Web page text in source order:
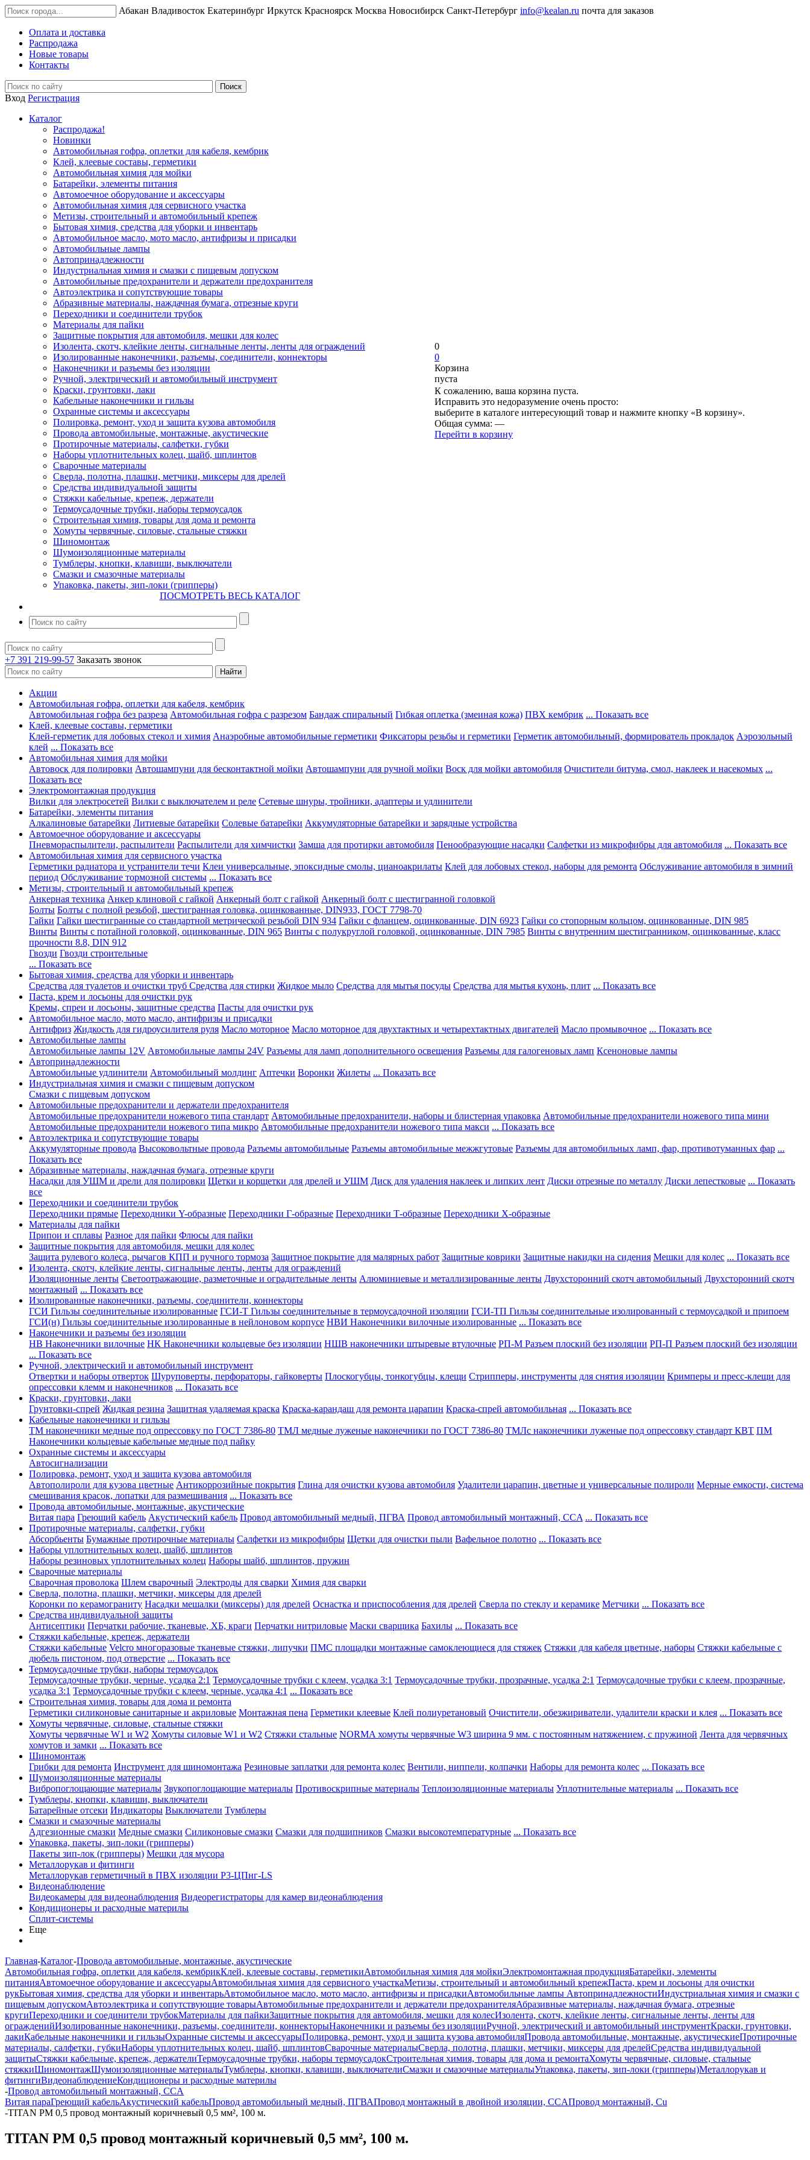
Абакан Владивосток Екатеринбург Иркутск Красноярск Москва Новосибирск Санкт-Петербург info@kealan.ru почта для заказов
Оплата и доставка
Распродажа
Новые товары
Контакты
Вход Регистрация
Каталог
Распродажа!
Новинки
Автомобильная гофра, оплетки для кабеля, кембрик
Клей, клеевые составы, герметики
Автомобильная химия для мойки
Батарейки, элементы питания
Автомоечное оборудование и аксессуары
Автомобильная химия для сервисного участка
Метизы, строительный и автомобильный крепеж
Бытовая химия, средства для уборки и инвентарь
Автомобильное масло, мото масло, антифризы и присадки
Автомобильные лампы
Автопринадлежности
Индустриальная химия и смазки с пищевым допуском
Автомобильные предохранители и держатели предохранителя
Автоэлектрика и сопутствующие товары
Абразивные материалы, наждачная бумага, отрезные круги
Переходники и соединители трубок
Материалы для пайки
Защитные покрытия для автомобиля, мешки для колес
Изолента, скотч, клейкие ленты, сигнальные ленты, ленты для ограждений
Изолированные наконечники, разъемы, соединители, коннекторы
Наконечники и разъемы без изоляции
Ручной, электрический и автомобильный инструмент
Краски, грунтовки, лаки
Кабельные наконечники и гильзы
Охранные системы и аксессуары
Полировка, ремонт, уход и защита кузова автомобиля
Провода автомобильные, монтажные, акустические
Протирочные материалы, салфетки, губки
Наборы уплотнительных колец, шайб, шплинтов
Сварочные материалы
Сверла, полотна, плашки, метчики, миксеры для дрелей
Средства индивидуальной защиты
Стяжки кабельные, крепеж, держатели
Термоусадочные трубки, наборы термоусадок
Строительная химия, товары для дома и ремонта
Хомуты червячные, силовые, стальные стяжки
Шиномонтаж
Шумоизоляционные материалы
Тумблеры, кнопки, клавиши, выключатели
Смазки и смазочные материалы
Упаковка, пакеты, зип-локи (грипперы)
ПОСМОТРЕТЬ ВЕСЬ КАТАЛОГ
+7 391 219-99-57 Заказать звонок
0
0
Корзина
пуста
К сожалению, ваша корзина пуста.
Исправить это недоразумение очень просто:
выберите в каталоге интересующий товар и нажмите кнопку «В корзину».
Общая сумма: —
Перейти в корзину
Акции
Автомобильная гофра, оплетки для кабеля, кембрик
Автомобильная гофра без разреза Автомобильная гофра с разрезом Бандаж спиральный Гибкая оплетка (змеиная кожа) ПВХ кембрик ... Показать все
Клей, клеевые составы, герметики
Клей-герметик для лобовых стекол и химия Анаэробные автомобильные герметики Фиксаторы резьбы и герметики Герметик автомобильный, формирователь прокладок Аэрозольный
клей ... Показать все
Автомобильная химия для мойки
Автовоск для полировки Автошампуни для бесконтактной мойки Автошампуни для ручной мойки Воск для мойки автомобиля Очистители битума, смол, наклеек и насекомых ...
Показать все
Электромонтажная продукция
Вилки для электросетей Вилки с выключателем и реле Сетевые шнуры, тройники, адаптеры и удлинители
Батарейки, элементы питания
Алкалиновые батарейки Литиевые батарейки Солевые батарейки Аккумуляторные батарейки и зарядные устройства
Автомоечное оборудование и аксессуары
Пневмораспылители, распылители Распылители для химчистки Замша для протирки автомобиля Пенообразующие насадки Салфетки из микрофибры для автомобиля ... Показать все
Автомобильная химия для сервисного участка
Герметики радиатора и устранители течи Клеи универсальные, эпоксидные смолы, цианоакрилаты Клей для лобовых стекол, наборы для ремонта Обслуживание автомобиля в зимний
период Обслуживание тормозной системы ... Показать все
Метизы, строительный и автомобильный крепеж
Анкерная техника Анкер клиновой с гайкой Анкерный болт с гайкой Анкерный болт с шестигранной головкой
Болты Болты с полной резьбой, шестигранная головка, оцинкованные, DIN933, ГОСТ 7798-70
Гайки Гайки шестигранные со стандартной метрической резьбой DIN 934 Гайки с фланцем, оцинкованные, DIN 6923 Гайки со стопорным кольцом, оцинкованные, DIN 985
Винты Винты с потайной головкой, оцинкованные, DIN 965 Винты с полукруглой головкой, оцинкованные, DIN 7985 Винты с внутренним шестигранником, оцинкованные, класс
прочности 8.8, DIN 912
Гвозди Гвозди строительные
... Показать все
Бытовая химия, средства для уборки и инвентарь
Средства для туалетов и очистки труб Средства для стирки Жидкое мыло Средства для мытья посуды Средства для мытья кухонь, плит ... Показать все
Паста, крем и лосьоны для очистки рук
Кремы, спреи и лосьоны, защитные средства Пасты для очистки рук
Автомобильное масло, мото масло, антифризы и присадки
Антифриз Жидкость для гидроусилителя руля Масло моторное Масло моторное для двухтактных и четырехтактных двигателей Масло промывочное ... Показать все
Автомобильные лампы
Автомобильные лампы 12V Автомобильные лампы 24V Разъемы для ламп дополнительного освещения Разъемы для галогеновых ламп Ксеноновые лампы
Автопринадлежности
Автомобильные удлинители Автомобильный молдинг Аптечки Воронки Жилеты ... Показать все
Индустриальная химия и смазки с пищевым допуском
Смазки с пищевым допуском
Автомобильные предохранители и держатели предохранителя
Автомобильные предохранители ножевого типа стандарт Автомобильные предохранители, наборы и блистерная упаковка Автомобильные предохранители ножевого типа мини
Автомобильные предохранители ножевого типа микро Автомобильные предохранители ножевого типа макси ... Показать все
Автоэлектрика и сопутствующие товары
Аккумуляторные провода Высоковольтные провода Разъемы автомобильные Разъемы автомобильные межжгутовые Разъемы для автомобильных ламп, фар, противотуманных фар ...
Показать все
Абразивные материалы, наждачная бумага, отрезные круги
Насадки для УШМ и дрели для полировки Щетки и корщетки для дрелей и УШМ Диск для удаления наклеек и липких лент Диски отрезные по металлу Диски лепестковые ... Показать
все
Переходники и соединители трубок
Переходники прямые Переходники Y-образные Переходники Г-образные Переходники Т-образные Переходники Х-образные
Материалы для пайки
Припои и сплавы Разное для пайки Флюсы для пайки
Защитные покрытия для автомобиля, мешки для колес
Защита рулевого колеса, рычагов КПП и ручного тормоза Защитное покрытие для малярных работ Защитные коврики Защитные накидки на сидения Мешки для колес ... Показать все
Изолента, скотч, клейкие ленты, сигнальные ленты, ленты для ограждений
Изоляционные ленты Светоотражающие, разметочные и оградительные ленты Алюминиевые и металлизированные ленты Двухсторонний скотч автомобильный Двухсторонний скотч
монтажный ... Показать все
Изолированные наконечники, разъемы, соединители, коннекторы
ГСИ Гильзы соединительные изолированные ГСИ-Т Гильзы соединительные в термоусадочной изоляции ГСИ-ТП Гильзы соединительные изолированный с термоусадкой и припоем
ГСИ(н) Гильзы соединительные изолированные в нейлоновом корпусе НВИ Наконечники вилочные изолированные ... Показать все
Наконечники и разъемы без изоляции
НВ Наконечники вилочные НК Наконечники кольцевые без изоляции НШВ наконечники штыревые втулочные РП-М Разъем плоский без изоляции РП-П Разъем плоский без изоляции
... Показать все
Ручной, электрический и автомобильный инструмент
Отвертки и наборы отверток Шуруповерты, перфораторы, гайковерты Плоскогубцы, тонкогубцы, клещи Стрипперы, инструменты для снятия изоляции Кримперы и пресс-клещи для
опрессовки клемм и наконечников ... Показать все
Краски, грунтовки, лаки
Грунтовки-спрей Жидкая резина Защитная удаляемая краска Краска-карандаш для ремонта царапин Краска-спрей автомобильная ... Показать все
Кабельные наконечники и гильзы
ТМ наконечники медные под опрессовку по ГОСТ 7386-80 ТМЛ медные луженые наконечники по ГОСТ 7386-80 ТМЛс наконечники луженые под опрессовку стандарт КВТ ПМ
Наконечники кольцевые кабельные медные под пайку
Охранные системы и аксессуары
Автосигнализации
Полировка, ремонт, уход и защита кузова автомобиля
Автополироли для кузова цветные Антикоррозийные покрытия Глина для очистки кузова автомобиля Удалители царапин, цветные и универсальные полироли Мерные емкости, система
смешивания красок, лопатки для размешивания ... Показать все
Провода автомобильные, монтажные, акустические
Витая пара Греющий кабель Акустический кабель Провод автомобильный медный, ПГВА Провод автомобильный монтажный, CCA ... Показать все
Протирочные материалы, салфетки, губки
Абсорбьенты Бумажные протирочные материалы Салфетки из микрофибры Щетки для очистки пыли Вафельное полотно ... Показать все
Наборы уплотнительных колец, шайб, шплинтов
Наборы резиновых уплотнительных колец Наборы шайб, шплинтов, пружин
Сварочные материалы
Сварочная проволока Шлем сварочный Электроды для сварки Химия для сварки
Сверла, полотна, плашки, метчики, миксеры для дрелей
Коронки по керамограниту Насадки мешалки (миксеры) для дрелей Оснастка и приспособления для дрелей Сверла по стеклу и керамике Метчики ... Показать все
Средства индивидуальной защиты
Антисептики Перчатки рабочие, тканевые, ХБ, краги Перчатки нитриловые Маски сварщика Бахилы ... Показать все
Стяжки кабельные, крепеж, держатели
Стяжки кабельные Velcro многоразовые тканевые стяжки, липучки ПМС площадки монтажные самоклеющиеся для стяжек Стяжки для кабеля цветные, наборы Стяжки кабельные с
дюбель пистоном, под отверстие ... Показать все
Термоусадочные трубки, наборы термоусадок
Термоусадочные трубки, черные, усадка 2:1 Термоусадочные трубки с клеем, усадка 3:1 Термоусадочные трубки, прозрачные, усадка 2:1 Термоусадочные трубки с клеем, прозрачные,
усадка 3:1 Термоусадочные трубки с клеем, черные, усадка 4:1 ... Показать все
Строительная химия, товары для дома и ремонта
Герметики силиконовые санитарные и акриловые Монтажная пена Герметики клеевые Клей полиуретановый Очистители, обезжириватели, удалители краски и клея ... Показать все
Хомуты червячные, силовые, стальные стяжки
Хомуты червячные W1 и W2 Хомуты силовые W1 и W2 Стяжки стальные NORMA хомуты червячные W3 ширина 9 мм. с постоянным натяжением, с пружиной Лента для червячных
хомутов и замки ... Показать все
Шиномонтаж
Грибки для ремонта Инструмент для шиномонтажа Резиновые заплатки для ремонта колес Вентили, ниппели, колпачки Наборы для ремонта колес ... Показать все
Шумоизоляционные материалы
Вибропоглощающие материалы Звукопоглощающие материалы Противоскрипные материалы Теплоизоляционные материалы Уплотнительные материалы ... Показать все
Тумблеры, кнопки, клавиши, выключатели
Батарейные отсеки Индикаторы Выключатели Тумблеры
Смазки и смазочные материалы
Адгезионные смазки Медные смазки Силиконовые смазки Смазки для подшипников Смазки высокотемпературные ... Показать все
Упаковка, пакеты, зип-локи (грипперы)
Пакеты зип-лок (грипперы) Мешки для мусора
Металлорукав и фитинги
Металлорукав герметичный в ПВХ изоляции Р3-ЦПнг-LS
Видеонаблюдение
Видеокамеры для видеонаблюдения Видеорегистраторы для камер видеонаблюдения
Кондиционеры и расходные материлы
Сплит-системы
Еще
Главная-Каталог-Провода автомобильные, монтажные, акустические
Автомобильная гофра, оплетки для кабеля, кембрикКлей, клеевые составы, герметикиАвтомобильная химия для мойкиЭлектромонтажная продукцияБатарейки, элементы
питанияАвтомоечное оборудование и аксессуарыАвтомобильная химия для сервисного участкаМетизы, строительный и автомобильный крепежПаста, крем и лосьоны для очистки
рукБытовая химия, средства для уборки и инвентарьАвтомобильное масло, мото масло, антифризы и присадкиАвтомобильные лампы АвтопринадлежностиИндустриальная химия и смазки с
пищевым допускомАвтоэлектрика и сопутствующие товарыАвтомобильные предохранители и держатели предохранителяАбразивные материалы, наждачная бумага, отрезные
кругиПереходники и соединители трубокМатериалы для пайкиЗащитные покрытия для автомобиля, мешки для колесИзолента, скотч, клейкие ленты, сигнальные ленты, ленты для
огражденийИзолированные наконечники, разъемы, соединители, коннекторыНаконечники и разъемы без изоляцииРучной, электрический и автомобильный инструментКраски, грунтовки,
лакиКабельные наконечники и гильзыОхранные системы и аксессуарыПолировка, ремонт, уход и защита кузова автомобиляПровода автомобильные, монтажные, акустическиеПротирочные
материалы, салфетки, губкиНаборы уплотнительных колец, шайб, шплинтовСварочные материалыСверла, полотна, плашки, метчики, миксеры для дрелейСредства индивидуальной
защитыСтяжки кабельные, крепеж, держателиТермоусадочные трубки, наборы термоусадокСтроительная химия, товары для дома и ремонтаХомуты червячные, силовые, стальные
стяжкиШиномонтажШумоизоляционные материалыТумблеры, кнопки, клавиши, выключателиСмазки и смазочные материалыУпаковка, пакеты, зип-локи (грипперы)Металлорукав и
фитингиВидеонаблюдениеКондиционеры и расходные материлы
-Провод автомобильный монтажный, CCA
Витая параГреющий кабельАкустический кабельПровод автомобильный медный, ПГВАПровод монтажный в двойной изоляции, CCAПровод монтажный, Cu
-TITAN PM 0,5 провод монтажный коричневый 0,5 мм², 100 м.
TITAN PM 0,5 провод монтажный коричневый 0,5 мм², 100 м.